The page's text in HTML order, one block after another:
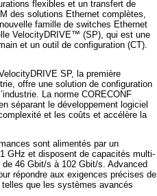
flexibles et un transfert de
des solutions Ethernet complètes,
famille de switches Ethernet
VelocityDRIVE™ (SP), qui est une
et un outil de configuration (CT).
SP, la première
offre une solution de configuration
La norme CORECONF
séparant le développement logiciel
et les coûts et accélère la
sont alimentés par un
GHz et disposent de capacités multi-
46 Gbit/s à 102 Gbit/s. Advanced
répondre aux exigences précises de
que les systèmes avancés